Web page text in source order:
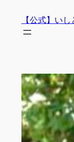
【公式】い